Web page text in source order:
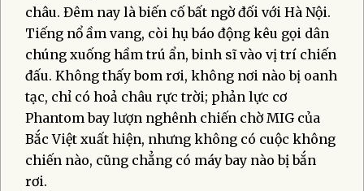
châu. Đêm nay là biến cố bất ngờ đối với Hà Nội.
Tiếng nổ ầm vang, còi hụ báo động kêu gọi dân
chúng xuống hầm trú ẩn, binh sĩ vào vị trí chiến
đấu. Không thấy bom rơi, không nơi nào bị oanh
tạc, chỉ có hoả châu rực trời; phản lực cơ
Phantom bay lượn nghênh chiến chờ MIG của
Bắc Việt xuất hiện, nhưng không có cuộc không
chiến nào, cũng chẳng có máy bay nào bị bắn
rơi.